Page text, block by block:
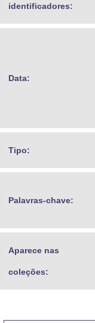
identificadores:
Data:
Tipo:
Palavras-chave:
Aparece nas
coleções: